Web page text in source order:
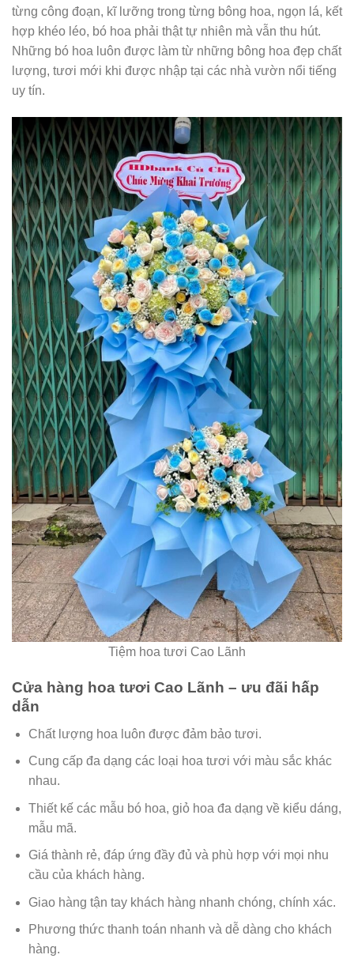
từng công đoạn, kĩ lưỡng trong từng bông hoa, ngọn lá, kết
hợp khéo léo, bó hoa phải thật tự nhiên mà vẫn thu hút.
Những bó hoa luôn được làm từ những bông hoa đẹp chất
lượng, tươi mới khi được nhập tại các nhà vườn nổi tiếng
uy tín.
Tiệm hoa tươi Cao Lãnh
Cửa hàng hoa tươi Cao Lãnh – ưu đãi hấp
dẫn
Chất lượng hoa luôn được đảm bảo tươi.
Cung cấp đa dạng các loại hoa tươi với màu sắc khác
nhau.
Thiết kế các mẫu bó hoa, giỏ hoa đa dạng về kiểu dáng,
mẫu mã.
Giá thành rẻ, đáp ứng đầy đủ và phù hợp với mọi nhu
cầu của khách hàng.
Giao hàng tận tay khách hàng nhanh chóng, chính xác.
Phương thức thanh toán nhanh và dễ dàng cho khách
hàng.